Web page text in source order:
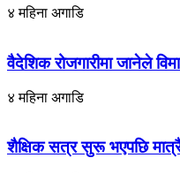
४ महिना अगाडि
वैदेशिक रोजगारीमा जानेले
४ महिना अगाडि
शैक्षिक सत्र सुरू भएपछि मात्रै